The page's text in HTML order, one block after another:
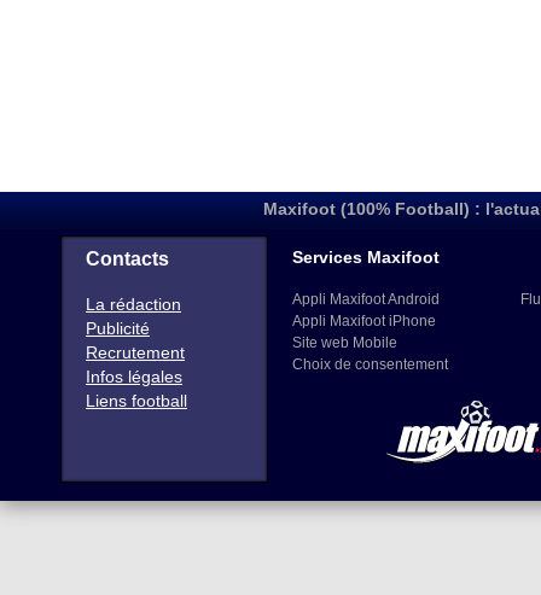
Maxifoot (100% Football) :
Contacts
La rédaction
Publicité
Recrutement
Infos légales
Liens football
Services Maxifoot
Appli Maxifoot Android
Appli Maxifoot iPhone
Site web Mobile
Choix de consentement